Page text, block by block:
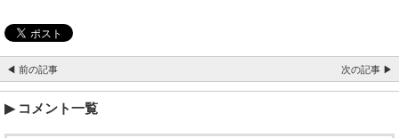
◀ 前の記事 次の記事 ▶
コメント一覧